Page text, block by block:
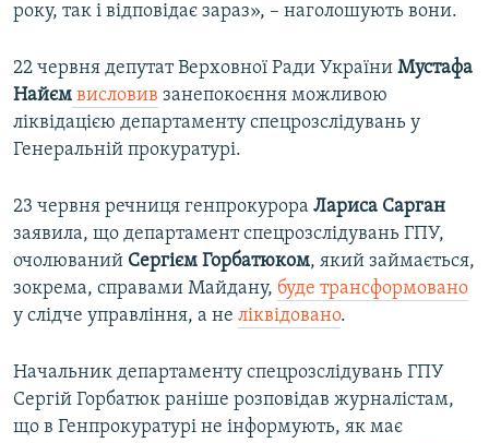
року, так і відповідає зараз», – наголошують вони.
22 червня депутат Верховної Ради України Мустафа
Найєм висловив занепокоєння можливою
ліквідацією департаменту спецрозслідувань у
Генеральній прокуратурі.
23 червня речниця генпрокурора Лариса Сарган
заявила, що департамент спецрозслідувань ГПУ,
очолюваний Сергієм Горбатюком, який займається,
зокрема, справами Майдану, буде трансформовано
у слідче управління, а не ліквідовано. ​
Начальник департаменту спецрозслідувань ГПУ
Сергій Горбатюк раніше розповідав журналістам,
що в Генпрокуратурі не інформують, як має